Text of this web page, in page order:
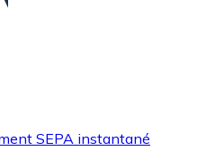
SEPA instantané